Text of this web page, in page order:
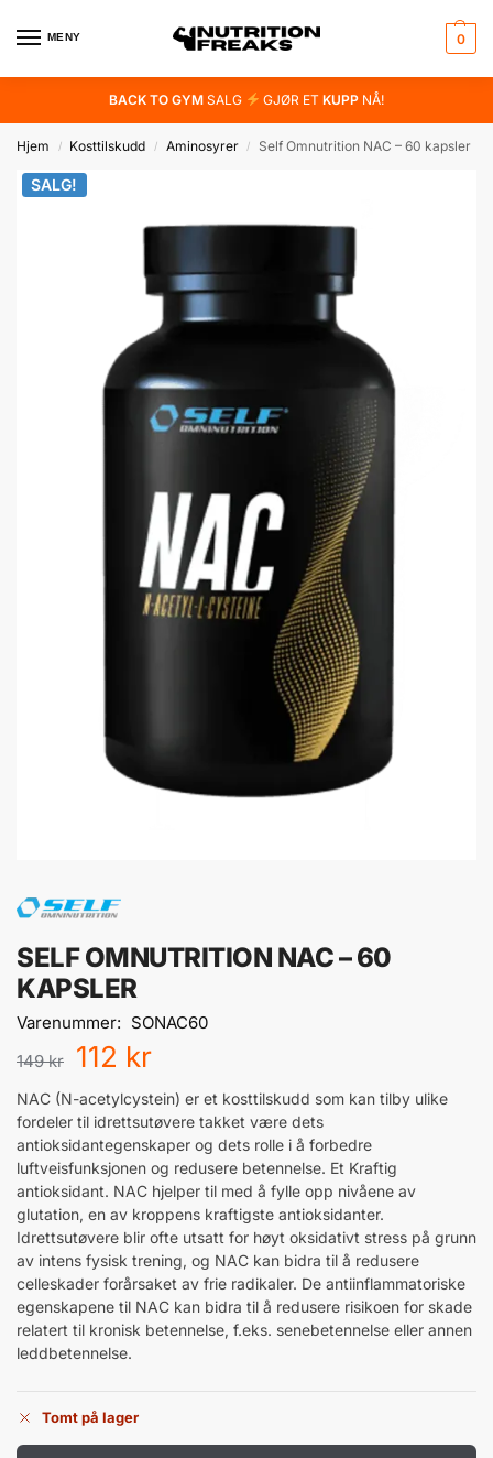
MENY 0
BACK TO GYMSALG GJØR ET KUPP NÅ!
Hjem / Kosttilskudd / Aminosyrer / Self Omnutrition NAC – 60 kapsler
SALG!
SELF OMNUTRITION NAC – 60
KAPSLER
Varenummer: SONAC60
149kr 112 kr
NAC (N-acetylcystein) er et kosttilskudd som kan tilby ulike
fordeler til idrettsutøvere takket være dets
antioksidantegenskaper og dets rolle i å forbedre
luftveisfunksjonen og redusere betennelse. Et Kraftig
antioksidant. NAC hjelper til med å fylle opp nivåene av
glutation, en av kroppens kraftigste antioksidanter.
Idrettsutøvere blir ofte utsatt for høyt oksidativt stress på grunn
av intens fysisk trening, og NAC kan bidra til å redusere
celleskader forårsaket av frie radikaler. De antiinflammatoriske
egenskapene til NAC kan bidra til å redusere risikoen for skade
relatert til kronisk betennelse, f.eks. senebetennelse eller annen
leddbetennelse.
Tomt på lager